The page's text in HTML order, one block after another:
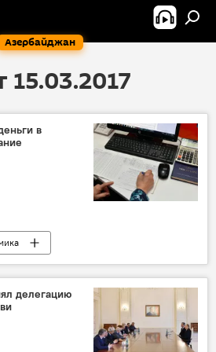
Азербайджан
в
Прогноз
делегацию